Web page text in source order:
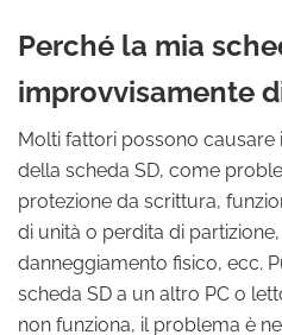
Perché la mia
improvvisamente
Molti fattori possono
della scheda SD, come
protezione da scrittura,
di unità o perdita di
danneggiamento fisico, ecc.
scheda SD a un altro PC o
non funziona, il problema è